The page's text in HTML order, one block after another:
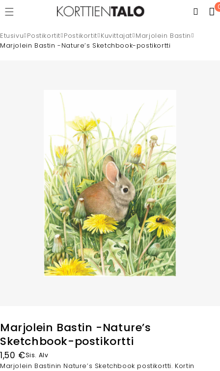
Etusivu Postikortit Postikortit Kuvittajat Marjolein Bastin
Marjolein Bastin -Nature’s Sketchbook-postikortti
Marjolein Bastin -Nature’s
Sketchbook-postikortti
1,50 €Sis. Alv
Marjolein Bastinin Nature’s Sketchbook postikortti. Kortin